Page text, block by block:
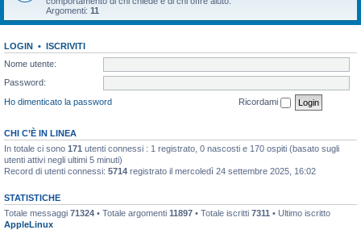
Argomenti: 11
LOGIN • ISCRIVITI
Nome utente:
Password:
Ho dimenticato la password
Ricordami
CHI C’È IN LINEA
In totale ci sono 171 utenti connessi : 1 registrato, 0 nascosti e 170 ospiti (basato sugli
utenti attivi negli ultimi 5 minuti)
Record di utenti connessi: 5714 registrato il mercoledì 24 settembre 2025, 16:02
STATISTICHE
Totale messaggi 71324 • Totale argomenti 11897 • Totale iscritti 7311 • Ultimo iscritto
AppleLinux